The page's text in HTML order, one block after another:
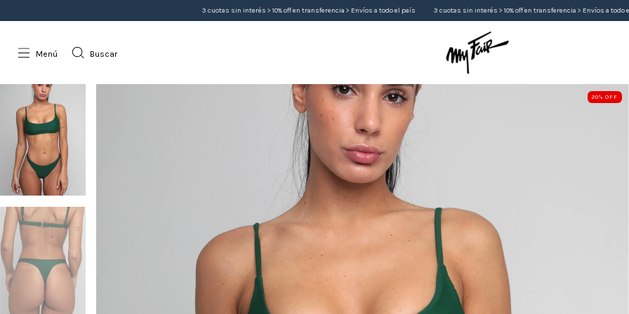
3 cuotas sin interés > 10% off en transferencia > Envíos a todo el país 3 cuotas sin interés > 10% off en transferencia > Envíos a todo el país 3
Menú Buscar
20% OFF